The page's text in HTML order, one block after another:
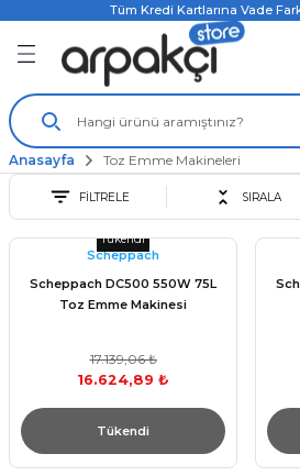
Tüm Kredi Kartlarına Vade
Anasayfa Toz Emme Makineleri
FİLTRELE SIRALA
Tükendi
Scheppach
Scheppach DC500 550W 75L
Toz Emme Makinesi
17.139,06 ₺
16.624,89 ₺
Tükendi